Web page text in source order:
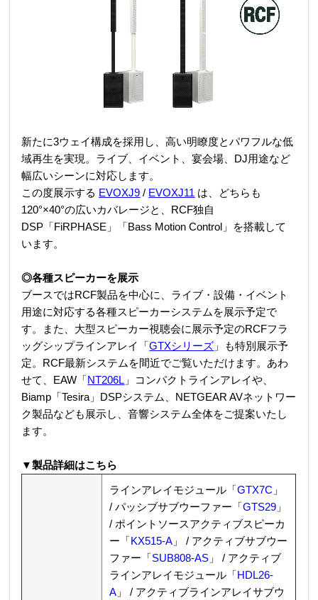
新たに3ウェイ構成を採用し、高い明瞭度とパワフルな低
域再生を実現。ライブ、イベント、宴会場、DJ用途など
幅広いシーンに対応します。
この度展示する EVOXJ9 / EVOXJ11 は、 どちらも
120°×40°の広いカバレージと、RCF独自
DSP「FiRPHASE」「Bass Motion Control」を搭載して
います。
◎各種スピーカーを展示
ブースではRCF製品を中心に、ライブ・設備・イベント
用途に対応する各種スピーカーシステムを展示予定で
す。また、大型スピーカー視聴会に展示予定のRCFフラ
ッグシップラインアレイ「GTXシリーズ 」も特別展示予
定。RCF最新システムを間近でご覧いただけます。あわ
せて、EAW「NT206L 」コンパクトラインアレイや、
Biamp「Tesira」DSPシステム、NETGEAR AVネットワー
ク製品なども展示し、音響システム全体をご提案いたし
ます。
▼製品詳細はこちら
ラインアレイモジュール「GTX7C 」
/ パッシブサブウーファー「GTS29 」
/ ポイントソースアクティブスピーカ
ー「KX515-A 」 / アクティブサブウー
ファー「SUB808-AS 」 / アクティブ
ラインアレイモジュール「HDL26-
A 」 / アクティブラインアレイサブウ